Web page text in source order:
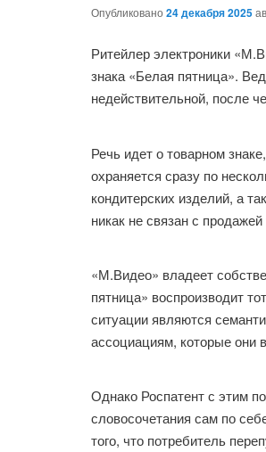
Опубликовано24 декабря 2025
Ритейлер электроники
знака «Белая пятница».
недействительной, после
Речь идет о товарном
охраняется сразу по
кондитерских изделий, а
никак не связан с
«М.Видео» владеет
пятница» воспроизводит
ситуации являются
ассоциациям, которые они
Однако Роспатент с этим
словосочетания сам по
того, что потребитель